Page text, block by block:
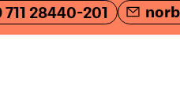
28440-201